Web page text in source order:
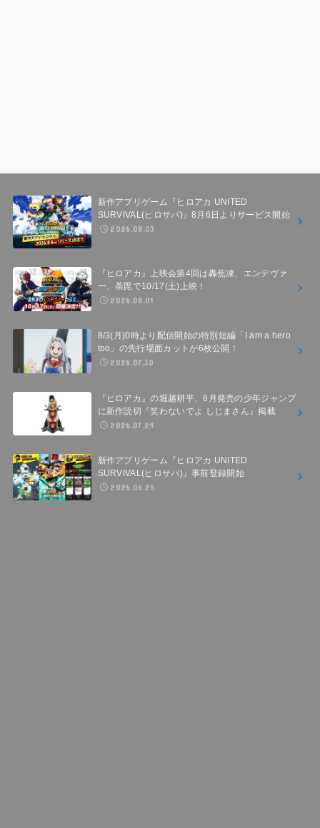
新作アプリゲーム『ヒロアカ UNITED
SURVIVAL(ヒロサバ)』8月6日よりサービス開始
2026.08.03
『ヒロアカ』上映会第4回は轟焦凍、エンデヴァ
ー、荼毘で10/17(土)上映！
2026.08.01
8/3(月)0時より配信開始の特別短編「I am a hero
too」の先行場面カットが6枚公開！
2026.07.30
『ヒロアカ』の堀越耕平、8月発売の少年ジャンプ
に新作読切『笑わないでよ しじまさん』掲載
2026.07.29
新作アプリゲーム『ヒロアカ UNITED
SURVIVAL(ヒロサバ)』事前登録開始
2026.06.25